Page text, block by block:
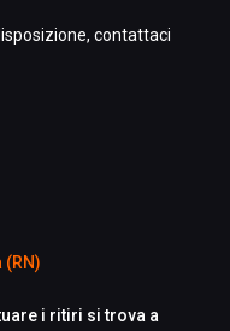
contattaci
(RN)
i ritiri si trova a